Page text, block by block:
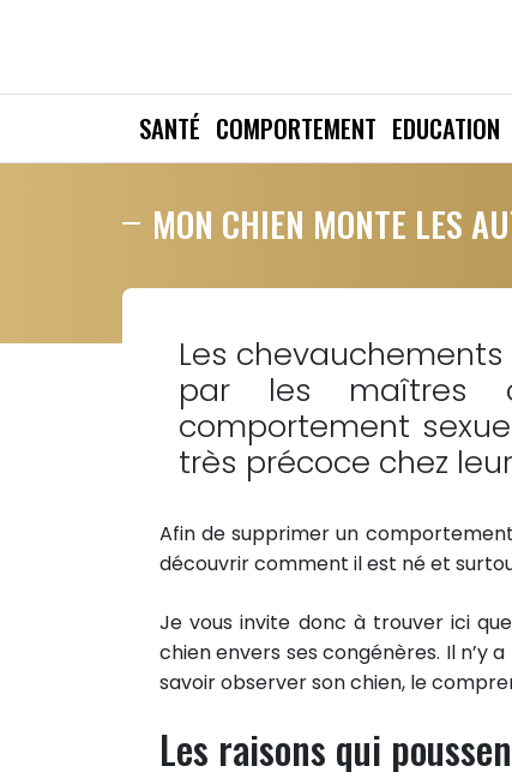
SANTÉ COMPORTEMENT EDUCATION
MON CHIEN MONTE LES
Les
par les maîtres
comportement
très précoce chez
Afin de supprimer un
découvrir comment il est né et
Je vous invite donc à trouver ici
chien envers ses congénères. Il n’y
savoir observer son chien, le
Les raisons qui